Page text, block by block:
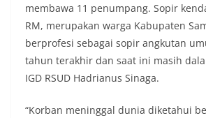
membawa 11 penumpang. Sopir
RM, merupakan warga Kabupaten
berprofesi sebagai sopir angkutan
tahun terakhir dan saat ini masih
IGD RSUD Hadrianus Sinaga.
“Korban meninggal dunia diketahui